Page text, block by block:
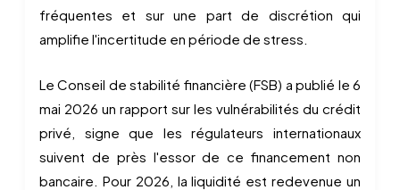
fréquentes et sur une part de discrétion qui
amplifie l'incertitude en période de stress.
Le Conseil de stabilité financière (FSB) a publié le 6
mai 2026 un rapport sur les vulnérabilités du crédit
privé, signe que les régulateurs internationaux
suivent de près l'essor de ce financement non
bancaire. Pour 2026, la liquidité est redevenue un